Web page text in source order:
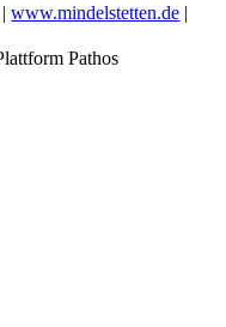
|www.mindelstetten.de |